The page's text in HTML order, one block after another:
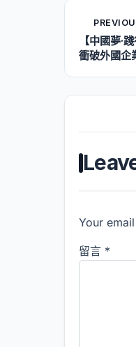
【中國夢·
衝破外國企
Your
留言 *